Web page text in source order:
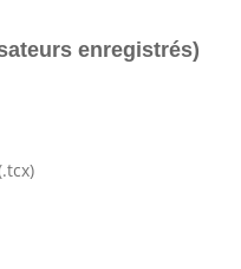
enregistrés)